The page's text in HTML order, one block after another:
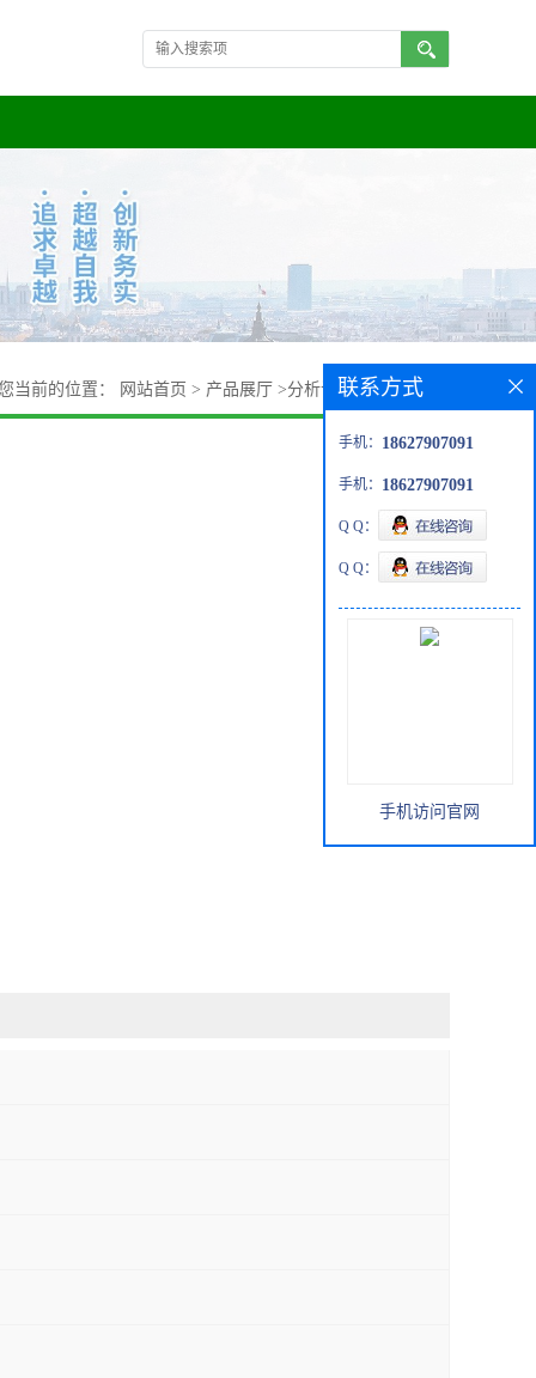
当前的位置： 网站首页 > 产品展厅 >分析试剂>3-氯香豆素
联系方式
手机： 18627907091
手机： 18627907091
Q Q：
Q Q：
手机访问官网